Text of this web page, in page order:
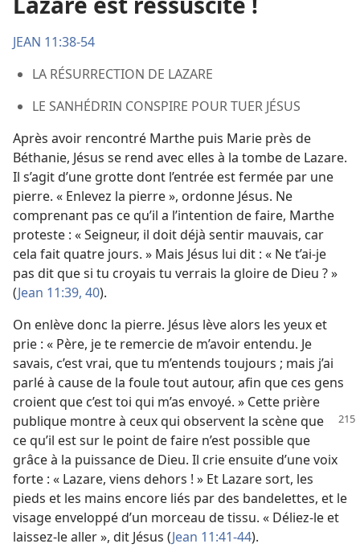
JEAN 11:38-54
LA RÉSURRECTION DE LAZARE
LE SANHÉDRIN CONSPIRE POUR TUER JÉSUS
Après avoir rencontré Marthe puis Marie près de
Béthanie, Jésus se rend avec elles à la tombe de Lazare.
Il s’agit d’une grotte dont l’entrée est fermée par une
pierre. « Enlevez la pierre », ordonne Jésus. Ne
comprenant pas ce qu’il a l’intention de faire, Marthe
proteste : « Seigneur, il doit déjà sentir mauvais, car
cela fait quatre jours. » Mais Jésus lui dit : « Ne t’ai-​je
pas dit que si tu croyais tu verrais la gloire de Dieu ? »
(Jean 11:39, 40).
On enlève donc la pierre. Jésus lève alors les yeux et
prie : « Père, je te remercie de m’avoir entendu. Je
savais, c’est vrai, que tu m’entends toujours ; mais j’ai
parlé à cause de la foule tout autour, afin que ces gens
croient que c’est toi qui m’as envoyé. » Cette prière
publique montreà ceux qui observent la scène que
ce qu’il est sur le point de faire n’est possible que
grâce à la puissance de Dieu. Il crie ensuite d’une voix
forte : « Lazare, viens dehors ! » Et Lazare sort, les
pieds et les mains encore liés par des bandelettes, et le
visage enveloppé d’un morceau de tissu. « Déliez-​le et
laissez-​le aller », dit Jésus (Jean 11:41-44).